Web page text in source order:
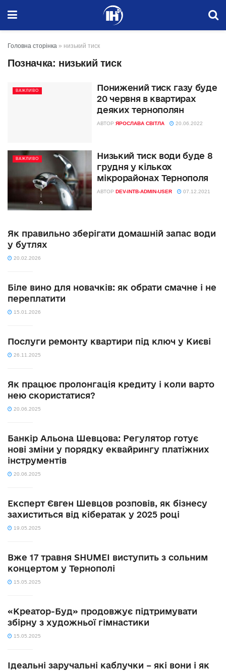
Головна сторінка » низький тиск
Позначка: низький тиск
ВАЖЛИВО
Понижений тиск газу буде
20 червня в квартирах
деяких тернополян
АВТОР ЯРОСЛАВА СВІТЛА 20.06.2022
ВАЖЛИВО
Низький тиск води буде 8
грудня у кількох
мікрорайонах Тернополя
АВТОР DEV-INTB-ADMIN-USER 07.12.2021
Як правильно зберігати домашній запас води
у бутлях
20.02.2026
Біле вино для новачків: як обрати смачне і не
переплатити
15.01.2026
Послуги ремонту квартири під ключ у Києві
26.11.2025
Як працює пролонгація кредиту і коли варто
нею скористатися?
20.06.2025
Банкір Альона Шевцова: Регулятор готує
нові зміни у порядку еквайрингу платіжних
інструментів
20.06.2025
Експерт Євген Шевцов розповів, як бізнесу
захиститься від кібератак у 2025 році
19.05.2025
Вже 17 травня SHUMEI виступить з сольним
концертом у Тернополі
15.05.2025
«Креатор-Буд» продовжує підтримувати
збірну з художньої гімнастики
15.05.2025
Ідеальні заручальні каблучки – які вони і як